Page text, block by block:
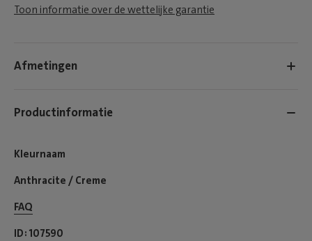
Toon informatie over de wettelijke garantie
Afmetingen
Productinformatie
Kleurnaam
Anthracite / Creme
FAQ
ID 107590